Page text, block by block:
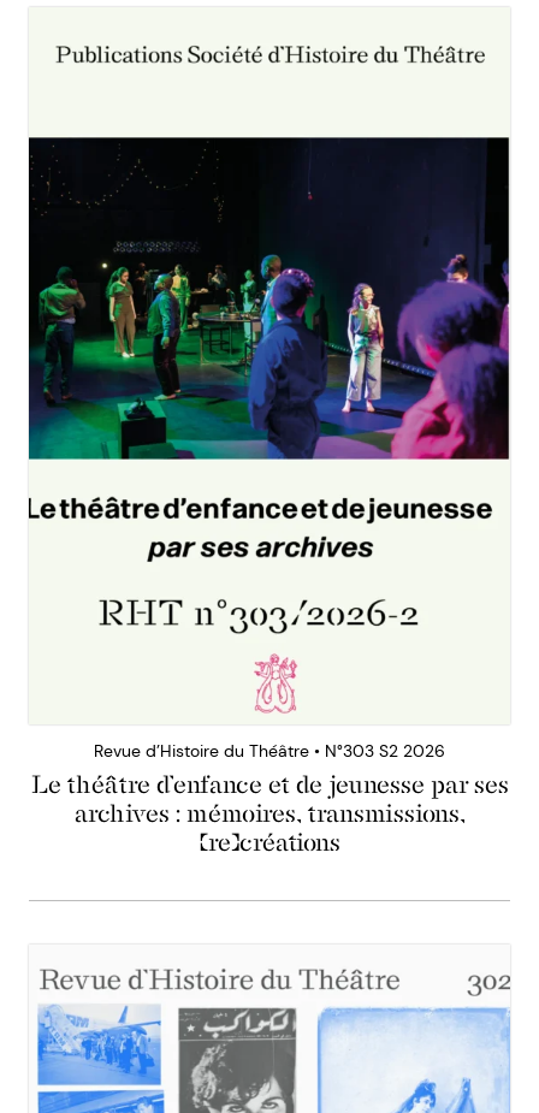
Revue d’Histoire du Théâtre • N°303 S2 2026
Le théâtre d’enfance et de jeunesse par ses
archives : mémoires, transmissions,
(re)créations